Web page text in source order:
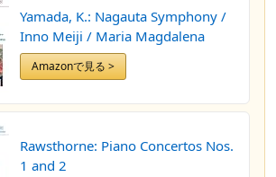
Yamada, K.: Nagauta Symphony /
Inno Meiji / Maria Magdalena
Amazonで見る >
Rawsthorne: Piano Concertos Nos.
1 and 2